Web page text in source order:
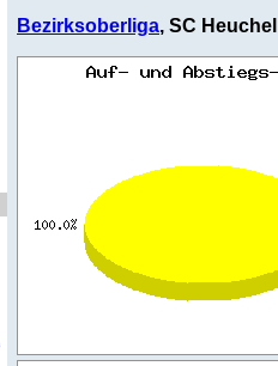
Bezirksoberliga, SC